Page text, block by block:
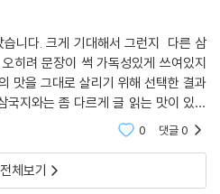
집에서 전해온 것이다. 만력萬曆(15
이지李贄(1527~1602, 호가 탁오卓
오선생비평충의수호전李卓吾先生
초하고 있다. 이 판본에는 송강이 조
방랍方臘의 난을 진압하는 것으로 끝
토벌하는 내용은 없다. 이지 사후에
을 소주蘇州로 가져왔다. 소주의 서
인 풍몽룡馮夢龍이 이 판본을 간행
는 고사 20회를 삽입하고 내용을 증
습니다. 크게 기대해서 그런지 다른 삼
히려 문장이 썩 가독성있게 쓰여있지
맛을 그대로 살리기 위해 선택한 결과
국지와는 좀 다르게 글 읽는 맛이 있습
완역이고 다른 출판사에서나온 김팔
0 댓글0
체보기